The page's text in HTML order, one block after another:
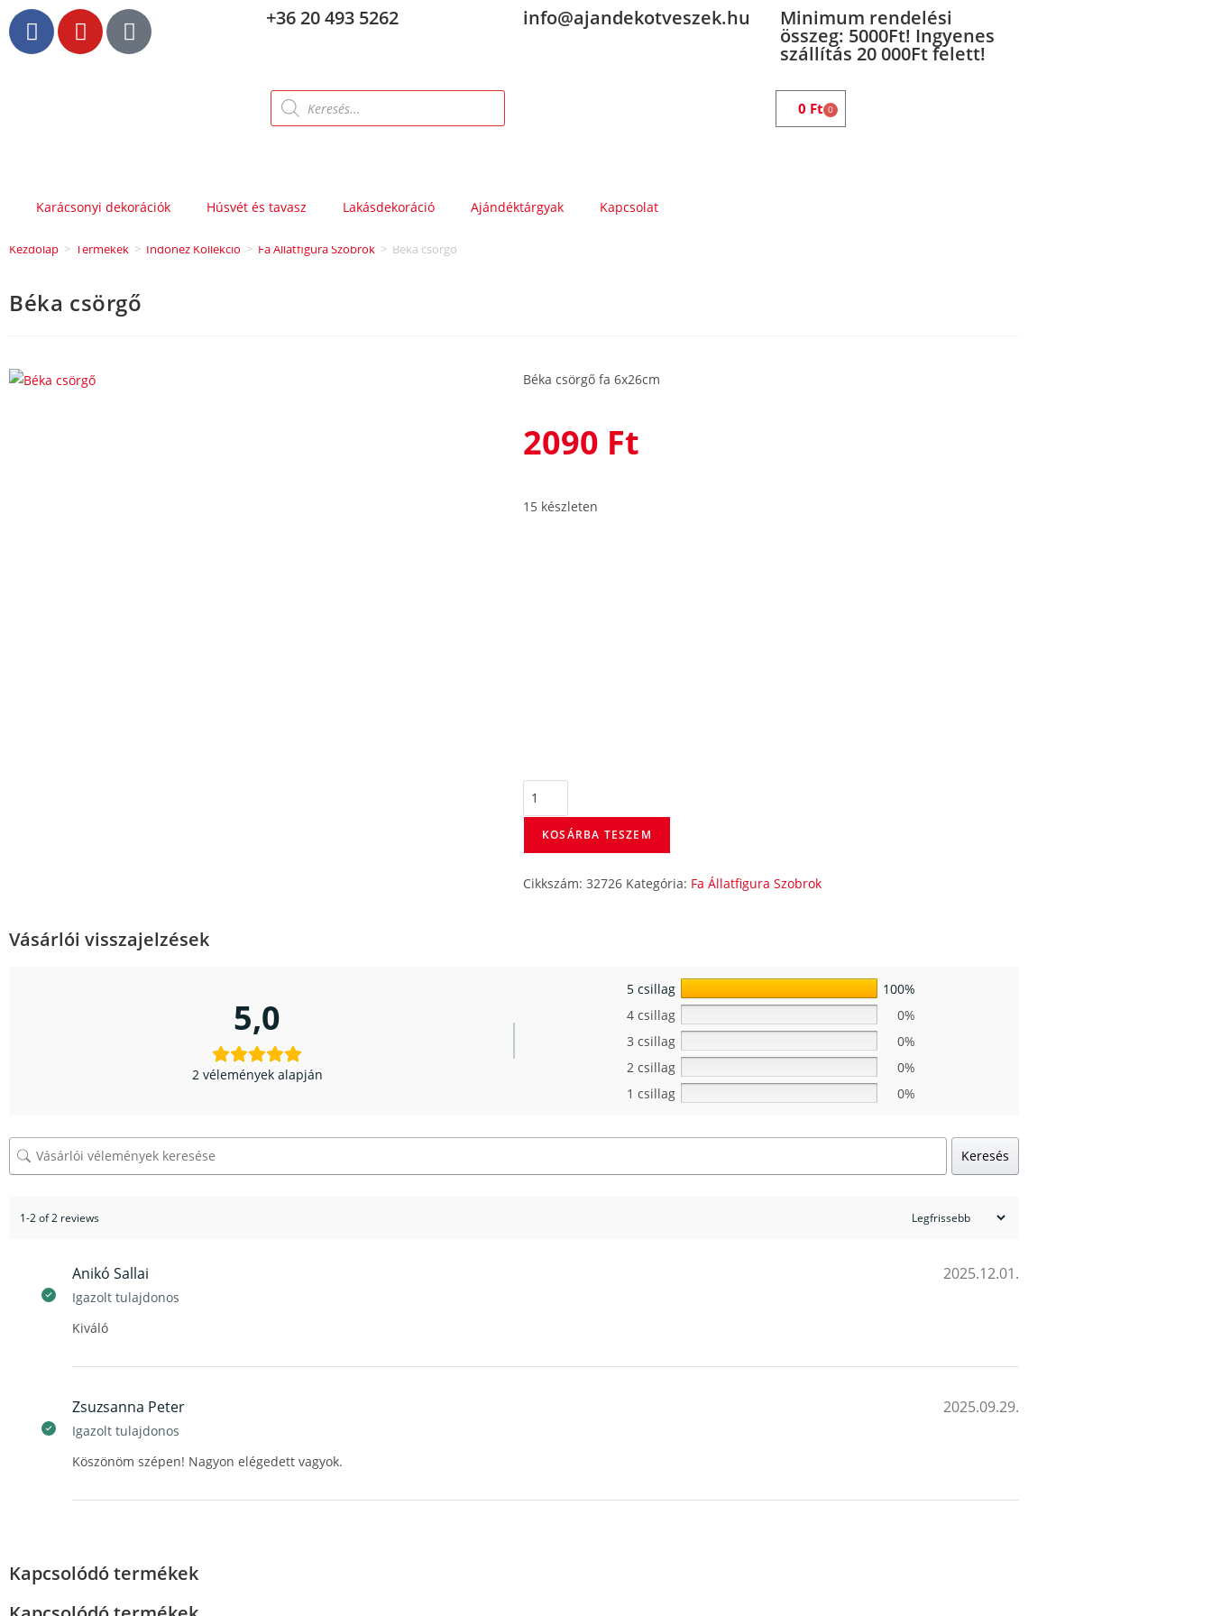
+36 20 493 5262 info@ajandekotveszek.hu Minimum rendelési
összeg: 5000Ft! Ingyenes
szállítás 20 000Ft felett!
0 Ft 0
Karácsonyi dekorációk Húsvét és tavasz Lakásdekoráció Ajándéktárgyak Kapcsolat
Kezdőlap > Termékek > Indonéz Kollekció > Fa Állatfigura Szobrok > Béka csörgő
Béka csörgő
Béka csörgő fa 6x26cm
2090 Ft
15 készleten
KOSÁRBA TESZEM
Cikkszám: 32726 Kategória: Fa Állatfigura Szobrok
Vásárlói visszajelzések
5,0
2 vélemények alapján
5 csillag
100%
4 csillag
0%
3 csillag
0%
2 csillag
0%
1 csillag
0%
Keresés
1-2 of 2 reviews
Anikó Sallai
Igazolt tulajdonos
2025.12.01.
Kiváló
Zsuzsanna Peter
Igazolt tulajdonos
2025.09.29.
Köszönöm szépen! Nagyon elégedett vagyok.
Kapcsolódó termékek